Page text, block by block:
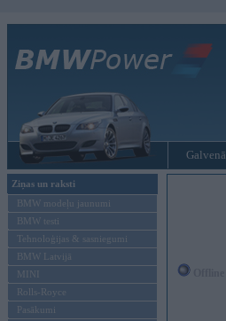
Galvenā
Ziņas un raksti
BMW modeļu jaunumi
BMW testi
Tehnoloģijas & sasniegumi
BMW Latvijā
MINI
Rolls-Royce
Pasākumi